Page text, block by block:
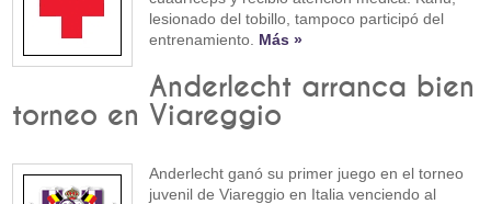
lesionado del tobillo, tampoco participó del
entrenamiento. Más »
Anderlecht arranca bien
torneo en Viareggio
Anderlecht ganó su primer juego en el torneo
juvenil de Viareggio en Italia venciendo al